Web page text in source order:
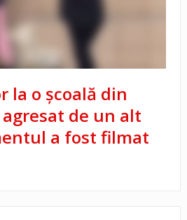
la o şcoală din
de un alt
a fost filmat